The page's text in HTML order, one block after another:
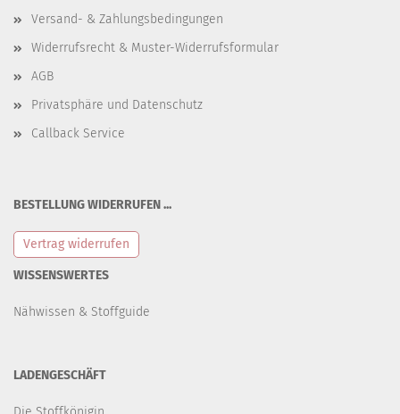
Versand- & Zahlungsbedingungen
Widerrufsrecht & Muster-Widerrufsformular
AGB
Privatsphäre und Datenschutz
Callback Service
BESTELLUNG WIDERRUFEN ...
Vertrag widerrufen
WISSENSWERTES
Nähwissen & Stoffguide
LADENGESCHÄFT